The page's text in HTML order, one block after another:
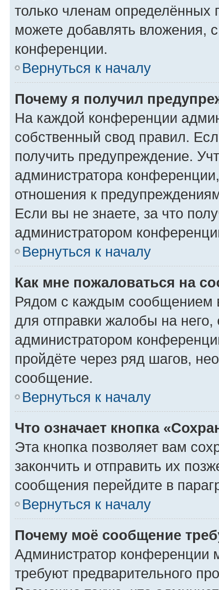
только членам определённых
можете добавлять вложения,
конференции.
Вернуться к началу
Почему я получил
На каждой конференции
собственный свод правил.
получить предупреждение.
администратора
отношения к
Если вы не знаете, за что
администратором
Вернуться к началу
Как мне пожаловаться на
Рядом с каждым сообщением
для отправки жалобы на
администратором
пройдёте через ряд шагов,
сообщение.
Вернуться к началу
Что означает кнопка
Эта кнопка позволяет вам
закончить и отправить их
сообщения перейдите в
Вернуться к началу
Почему моё сообщение
Администратор конференции
требуют предварительного